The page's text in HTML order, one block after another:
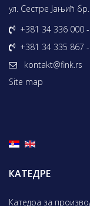
ул. Сестре Јањић
+381 34 336 000
+381 34 335 867
kontakt@fink.rs
Site map
КАТЕДРЕ
Катедра за